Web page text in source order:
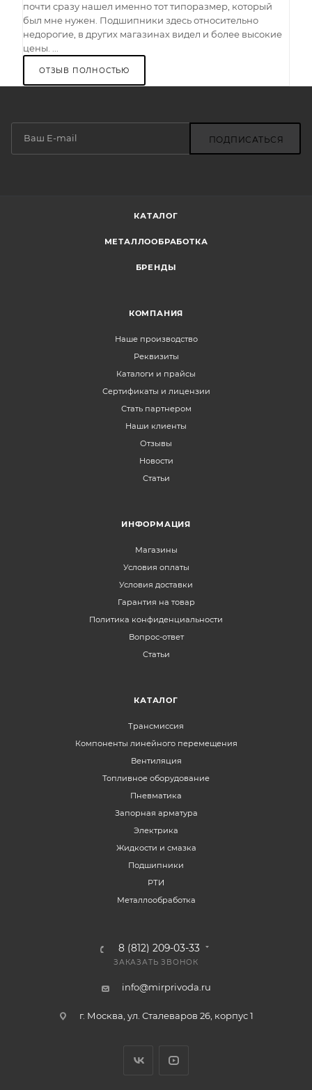
почти сразу нашел именно тот типоразмер, который
был мне нужен. Подшипники здесь относительно
недорогие, в других магазинах видел и более высокие
цены. ...
ОТЗЫВ ПОЛНОСТЬЮ
ПОДПИСАТЬСЯ
КАТАЛОГ
МЕТАЛЛООБРАБОТКА
БРЕНДЫ
КОМПАНИЯ
Наше производство
Реквизиты
Каталоги и прайсы
Сертификаты и лицензии
Стать партнером
Наши клиенты
Отзывы
Новости
Статьи
ИНФОРМАЦИЯ
Магазины
Условия оплаты
Условия доставки
Гарантия на товар
Политика конфиденциальности
Вопрос-ответ
Статьи
КАТАЛОГ
Трансмиссия
Компоненты линейного перемещения
Вентиляция
Топливное оборудование
Пневматика
Запорная арматура
Электрика
Жидкости и смазка
Подшипники
РТИ
Металлообработка
8 (812) 209-03-33
ЗАКАЗАТЬ ЗВОНОК
info@mirprivoda.ru
г. Москва, ул. Сталеваров 26, корпус 1